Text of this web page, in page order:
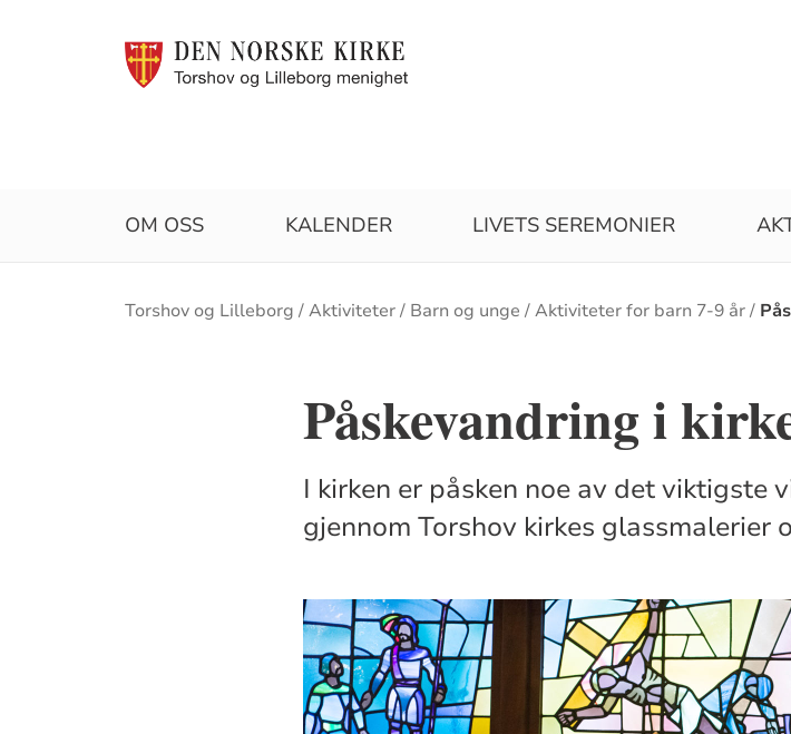
OM OSS KALENDER LIVETS SEREMONIER
Brødsmulesti
Torshov og Lilleborg Aktiviteter Barn og unge Aktiviteter for barn 7-9 år
Påskevandring i
I kirken er påsken noe av det viktigste
gjennom Torshov kirkes glassmalerier